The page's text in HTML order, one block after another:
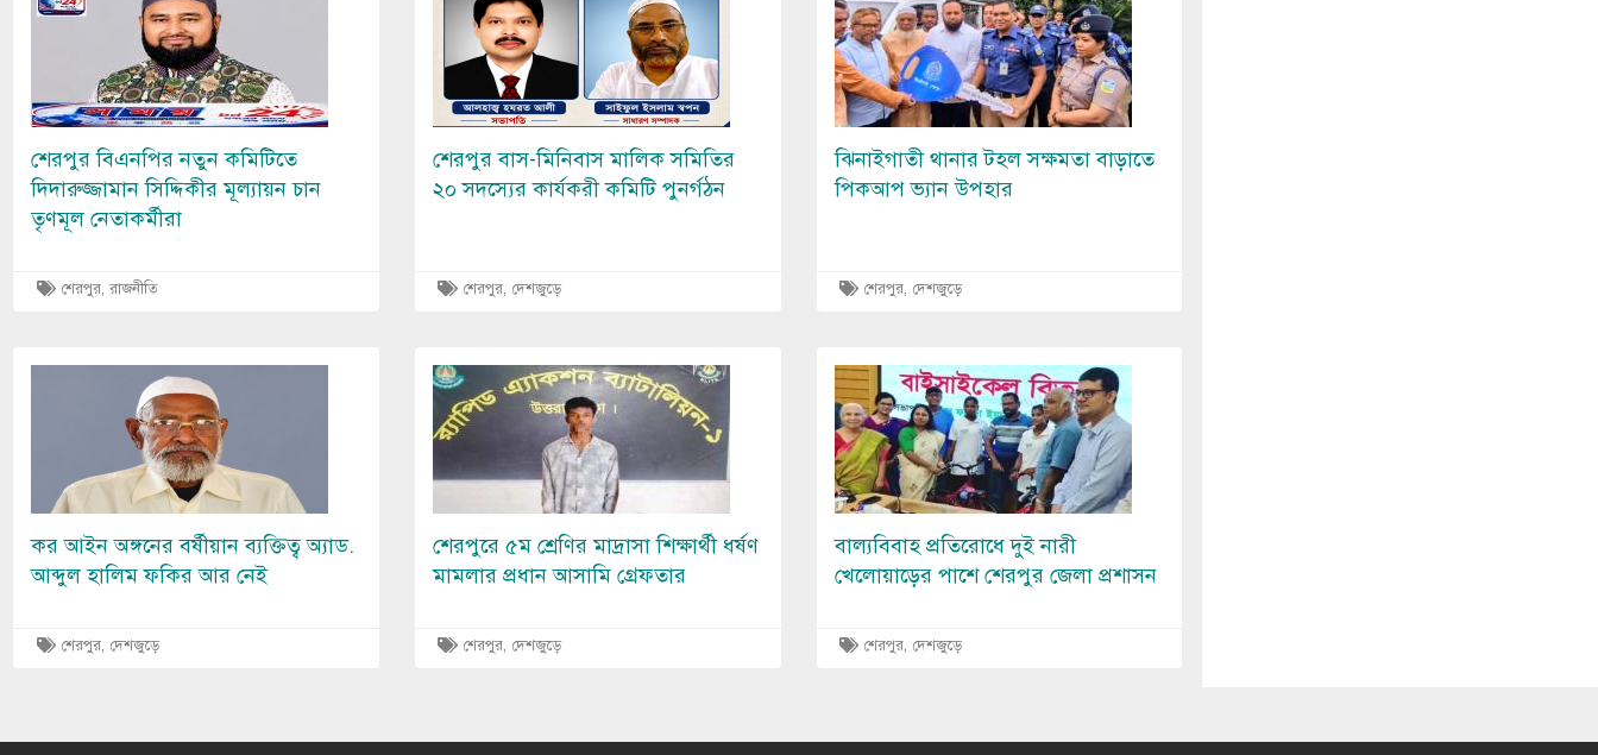
শেরপুর বিএনপির নতুন কমিটিতে
দিদারুজ্জামান সিদ্দিকীর মূল্যায়ন চান
তৃণমূল নেতাকর্মীরা
শেরপুর, রাজনীতি
শেরপুর বাস-মিনিবাস মালিক সমিতির
২০ সদস্যের কার্যকরী কমিটি পুনর্গঠন
শেরপুর, দেশজুড়ে
ঝিনাইগাতী থানার টহল সক্ষমতা বাড়াতে
পিকআপ ভ্যান উপহার
শেরপুর, দেশজুড়ে
কর আইন অঙ্গনের বর্ষীয়ান ব্যক্তিত্ব অ্যাড.
আব্দুল হালিম ফকির আর নেই
শেরপুর, দেশজুড়ে
Image
শেরপুরে ৫ম শ্রেণির মাদ্রাসা শিক্ষার্থী ধর্ষণ
মামলার প্রধান আসামি গ্রেফতার
শেরপুর, দেশজুড়ে
Image
বাল্যবিবাহ প্রতিরোধে দুই নারী
খেলোয়াড়ের পাশে শেরপুর জেলা প্রশাসন
শেরপুর, দেশজুড়ে